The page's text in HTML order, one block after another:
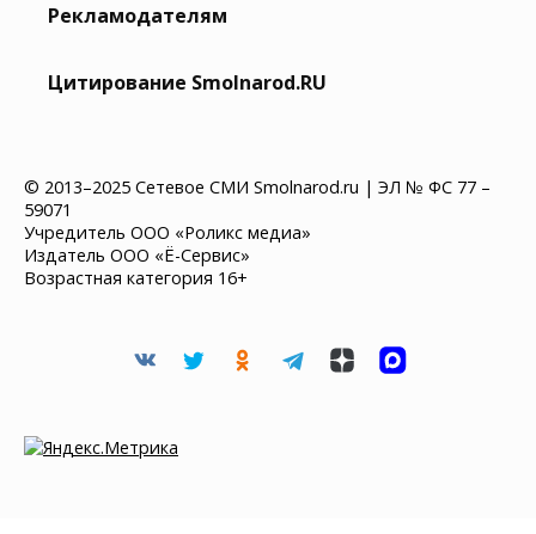
Рекламодателям
Цитирование Smolnarod.RU
© 2013–2025 Сетевое СМИ Smolnarod.ru | ЭЛ № ФС 77 –
59071
Учредитель ООО «Роликс медиа»
Издатель ООО «Ё-Сервис»
Возрастная категория 16+